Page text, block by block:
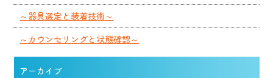
～器具選定と装着技術～
～カウンセリングと状態確認～
アーカイブ